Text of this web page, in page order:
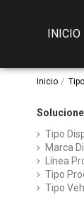
INICIO
Inicio
Tipo
Marca
Línea
Tipo
Tipo